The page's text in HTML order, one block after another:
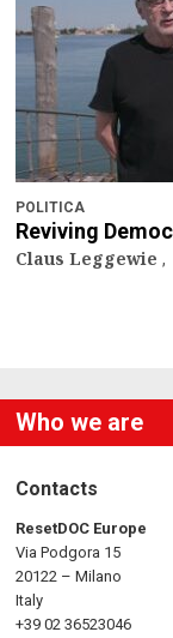
POLITICA
Reviving
Claus Leggewie
Who we are
Contacts
ResetDOC Europe
Via Podgora 15
20122 – Milano
Italy
+39 02 36523046